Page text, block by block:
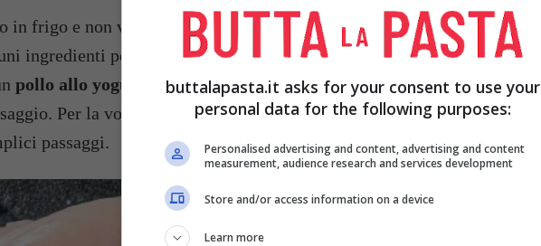
frigo e non volete fare la solita cena semplice e ‘scontata’, vi
ingredienti per ottenere un piatto indimenticabile. Quello che vi
pollo allo yogurt particolarmente tenero, sugoso e saporito, che vi
Per la vostra cena originale e gustosa non dovrete fare altro
passaggi.
buttalapasta.it asks for your consent to use your
personal data for the following purposes:
Personalised advertising and content, advertising and content
measurement, audience research and services development
Store and/or access information on a device
Learn more